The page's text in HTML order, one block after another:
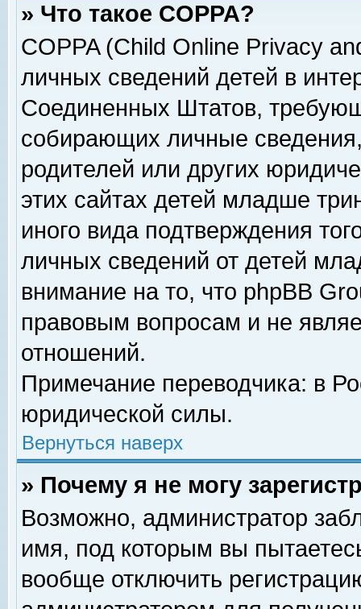
» Что такое COPPA?
COPPA (Child Online Privacy
личных сведений детей в
Соединенных Штатов,
собирающих личные
родителей или других
этих сайтах детей младше
иного вида подтверждения
личных сведений от детей
внимание на то, что phpBB
правовым вопросам и не
отношений.
Примечание переводчика: в
юридической силы.
Вернуться наверх
» Почему я не могу
Возможно, администратор
имя, под которым вы
вообще отключить